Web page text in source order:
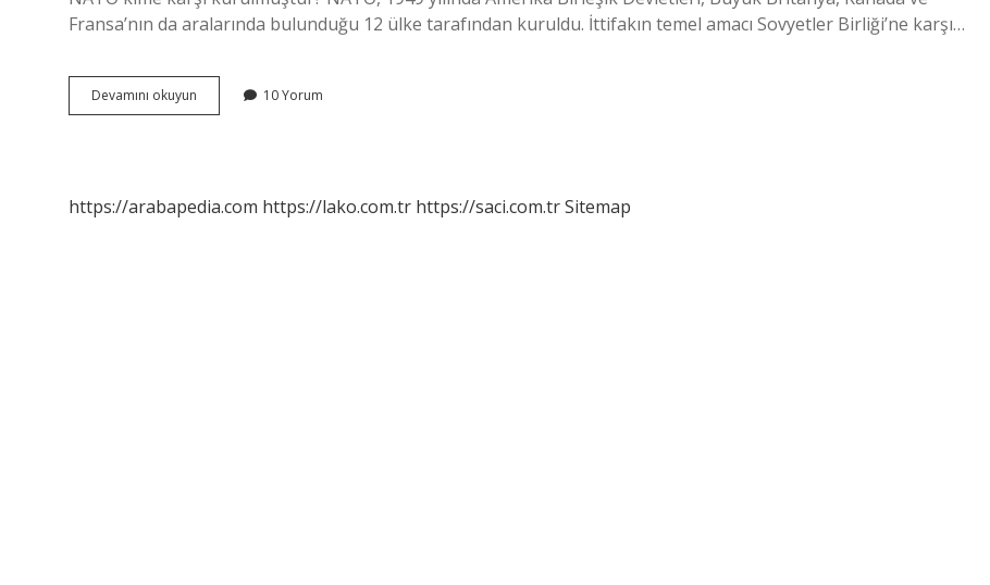
Fransa’nın da aralarında bulunduğu 12 ülke tarafından kuruldu. İttifakın temel amacı Sovyetler Birliği’ne karşı…
Devamını okuyun
Hangi
10 Yorum
https://arabapedia.com https://lako.com.tr https://saci.com.trSitemap